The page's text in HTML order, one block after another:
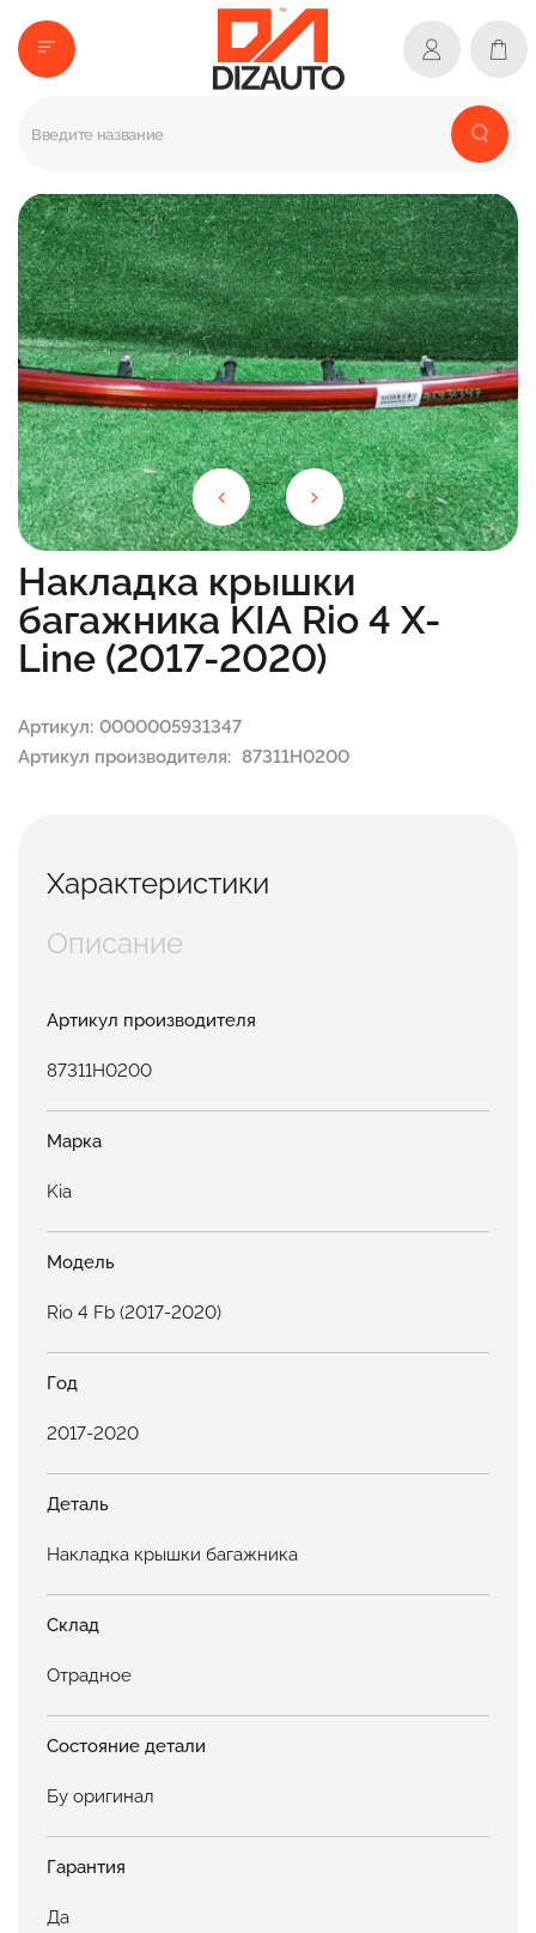
Артикул: 0000005931347
Артикул производителя: 87311H0200
Накладка крышки
багажника KIA Rio 4 X-
Line (2017-2020)
Характеристики
Описание
Артикул производителя
87311H0200
Марка
Kia
Модель
Rio 4 Fb (2017-2020)
Год
2017-2020
Деталь
Накладка крышки багажника
Склад
Отрадное
Состояние детали
Бу оригинал
Гарантия
Да